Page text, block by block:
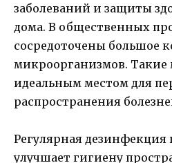
заболеваний и защиты
дома. В общественных
сосредоточены большое
микроорганизмов. Такие
идеальным местом для
распространения
Регулярная дезинфекция
улучшает гигиену